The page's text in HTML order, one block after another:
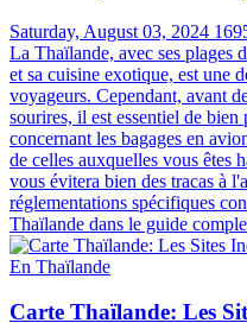
Saturday, August 03, 2024
La Thaïlande, avec ses plages
et sa cuisine exotique, est une
voyageurs. Cependant, avant
sourires, il est essentiel de bien
concernant les bagages en
de celles auxquelles vous êtes
vous évitera bien des tracas à
réglementations spécifiques
Thaïlande dans le guide
Carte Thaïlande: Les